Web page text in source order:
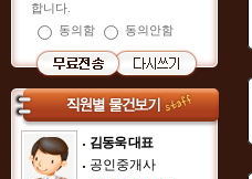
합니다.
동의함
동의안함
김동욱 대표
공인중개사